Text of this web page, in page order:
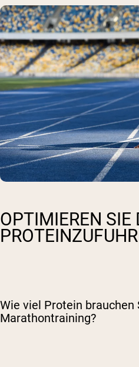
OPTIMIEREN SIE
PROTEINZUFUHR
Wie viel Protein brauchen
Marathontraining?